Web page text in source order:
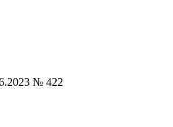
№ 422